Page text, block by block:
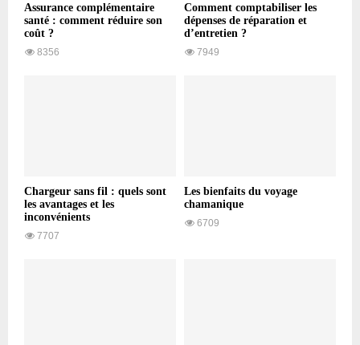
Assurance complémentaire
santé : comment réduire son
coût ?
8356
Comment comptabiliser les
dépenses de réparation et
d’entretien ?
7949
Chargeur sans fil : quels sont
les avantages et les
inconvénients
7707
Les bienfaits du voyage
chamanique
6709